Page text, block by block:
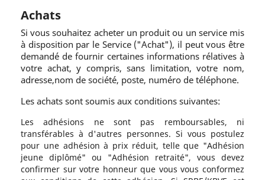
Achats
Si vous souhaitez acheter un produit ou un service mis
à disposition par le Service ("Achat"), il peut vous être
demandé de fournir certaines informations rélatives à
votre achat, y compris, sans limitation, votre nom,
adresse,nom de société, poste, numéro de téléphone.
Les achats sont soumis aux conditions suivantes:
Les adhésions ne sont pas remboursables, ni
transférables à d'autres personnes. Si vous postulez
pour une adhésion à prix réduit, telle que "Adhésion
jeune diplômé" ou "Adhésion retraité", vous devez
confirmer sur votre honneur que vous vous conformez